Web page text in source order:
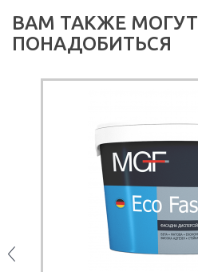
ВАМ ТАКЖЕ МОГУТ
ПОНАДОБИТЬСЯ